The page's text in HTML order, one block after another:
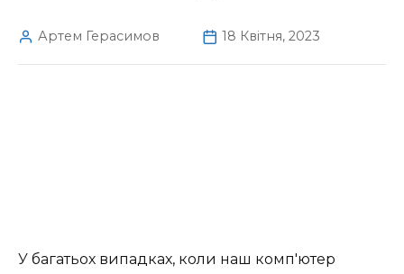
Артем Герасимов 18 Квітня, 2023
У багатьох випадках, коли наш комп'ютер